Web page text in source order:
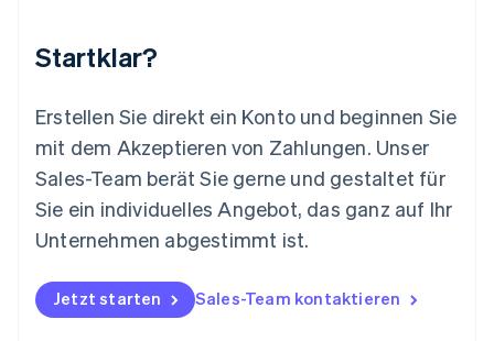
Startklar?
Erstellen Sie direkt ein Konto und beginnen Sie
mit dem Akzeptieren von Zahlungen. Unser
Sales-Team berät Sie gerne und gestaltet für
Sie ein individuelles Angebot, das ganz auf Ihr
Unternehmen abgestimmt ist.
Jetzt starten Sales-Team kontaktieren
Mexiko
English
Niederlande
Nederlands English
Norwegen
English
Österreich
Polen
English
Portugal